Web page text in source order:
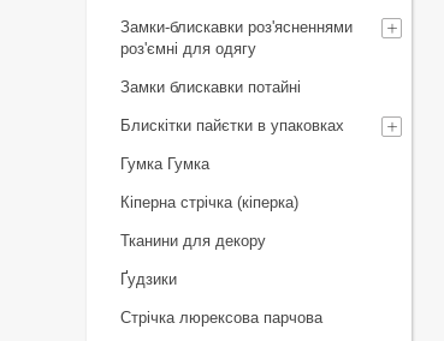
Замки-блискавки роз'ясненнями
роз'ємні для одягу
Замки блискавки потайні
Блискітки пайєтки в упаковках
Гумка Гумка
Кіперна стрічка (кіперка)
Тканини для декору
Ґудзики
Стрічка люрексова парчова